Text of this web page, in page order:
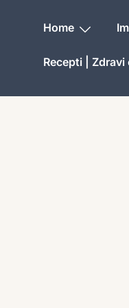
Home
Recepti |